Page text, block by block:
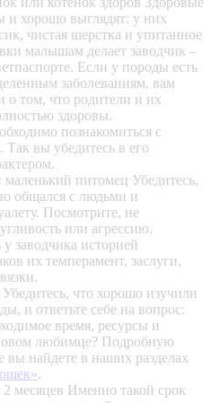
хорошо выглядят: у них
чистая шерстка и упитанное
малышам делает заводчик –
Если у породы есть
заболеваниям, вам
о том, что родители и их
здоровы.
познакомиться с
вы убедитесь в его
маленький питомец Убедитесь,
общался с людьми и
Посмотрите, не
или агрессию.
заводчика историей
их темперамент, заслуги,
Убедитесь, что хорошо изучили
и ответьте себе на вопрос:
время, ресурсы и
любимце? Подробную
найдете в наших разделах
.
месяцев Именно такой срок